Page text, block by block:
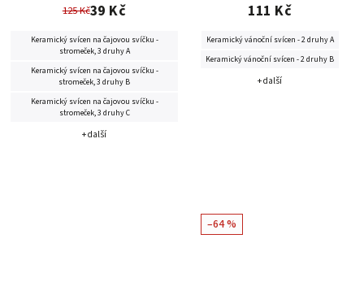
125 Kč39 Kč
Keramický svícen na čajovou svíčku -
stromeček, 3 druhy A
Keramický svícen na čajovou svíčku -
stromeček, 3 druhy B
Keramický svícen na čajovou svíčku -
stromeček, 3 druhy C
+ další
111 Kč
Keramický vánoční svícen - 2 druhy A
Keramický vánoční svícen - 2 druhy B
+ další
–64 %